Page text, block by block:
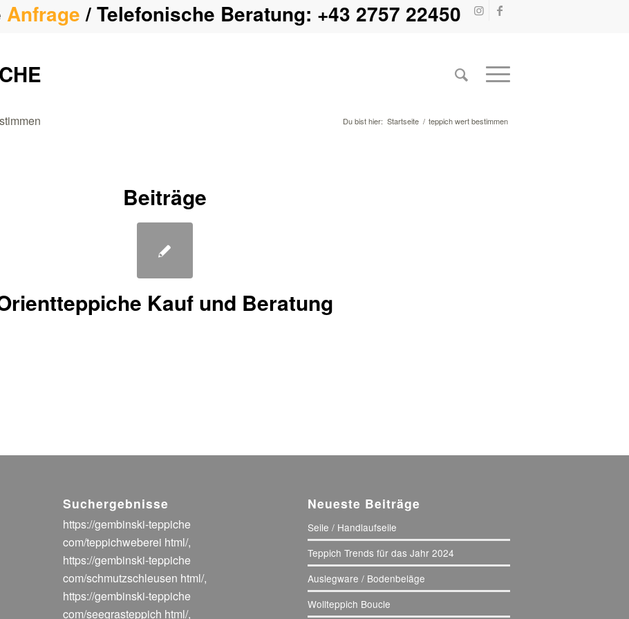
Anfrage/ Telefonische Beratung: +43 2757 22450
Du bist hier: Startseite / teppich wert bestimmen
Beiträge
Kauf und Beratung
Suchergebnisse
https://gembinski-teppiche
com/teppichweberei html/,
https://gembinski-teppiche
com/schmutzschleusen html/,
https://gembinski-teppiche
com/seegrasteppich html/,
Neueste Beiträge
Seile / Handlaufseile
Teppich Trends für das Jahr 2024
Auslegware / Bodenbeläge
Wollteppich Boucle